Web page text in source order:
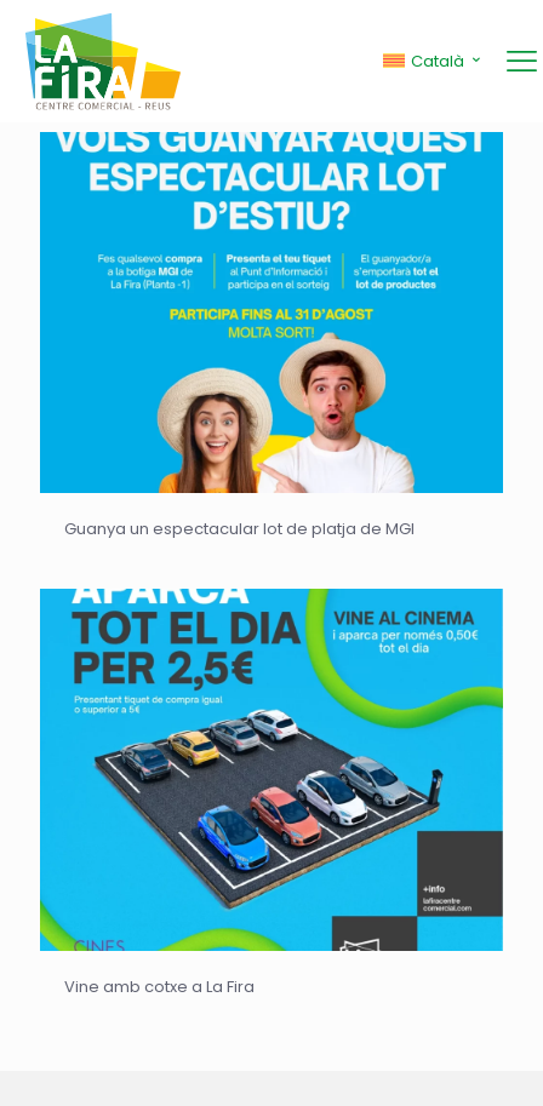
Català
Categories Mostrar tots
Guanya un espectacular lot de platja de MGI
Vine amb cotxe a La Fira